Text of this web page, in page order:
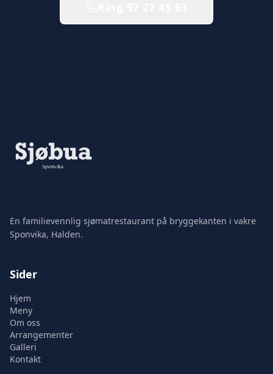
En familievennlig sjømatrestaurant på bryggekanten i vakre
Sponvika, Halden.
Sider
Hjem
Meny
Om oss
Arrangementer
Galleri
Kontakt